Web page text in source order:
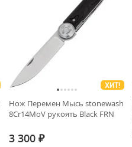
ХИТ!
Нож Перемен Мысь stonewash
8Cr14MoV рукоять Black FRN
3 300 ₽